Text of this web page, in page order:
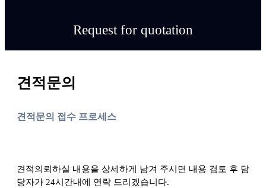
Request for quotation
견적문의
견적문의 접수 프로세스
견적의뢰하실 내용을 상세하게 남겨 주시면 내용 검토 후 담
당자가 24시간내에 연락 드리겠습니다.